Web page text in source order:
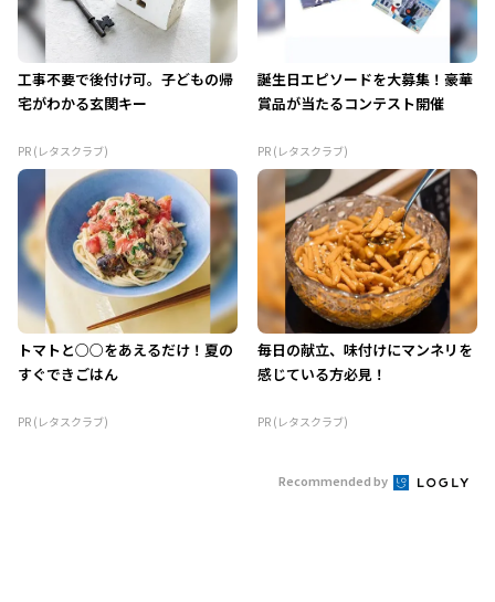
工事不要で後付け可。子どもの帰
宅がわかる玄関キー
PR (レタスクラブ)
誕生日エピソードを大募集！豪華
賞品が当たるコンテスト開催
PR (レタスクラブ)
トマトと○○をあえるだけ！夏の
すぐできごはん
PR (レタスクラブ)
毎日の献立、味付けにマンネリを
感じている方必見！
PR (レタスクラブ)
Recommended by